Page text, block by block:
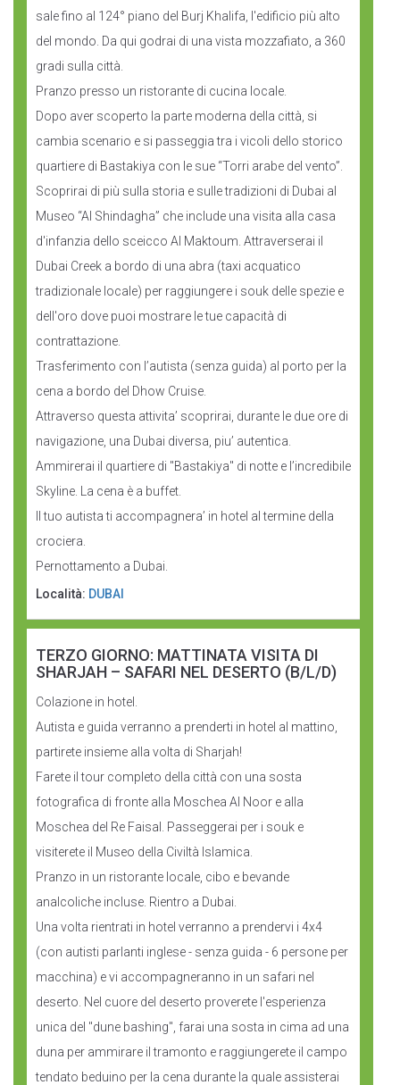
sale fino al 124° piano del Burj Khalifa, l'edificio più alto
del mondo. Da qui godrai di una vista mozzafiato, a 360
gradi sulla città.
Pranzo presso un ristorante di cucina locale.
Dopo aver scoperto la parte moderna della città, si
cambia scenario e si passeggia tra i vicoli dello storico
quartiere di Bastakiya con le sue “Torri arabe del vento”.
Scoprirai di più sulla storia e sulle tradizioni di Dubai al
Museo “Al Shindagha” che include una visita alla casa
d'infanzia dello sceicco Al Maktoum. Attraverserai il
Dubai Creek a bordo di una abra (taxi acquatico
tradizionale locale) per raggiungere i souk delle spezie e
dell'oro dove puoi mostrare le tue capacità di
contrattazione.
Trasferimento con l’autista (senza guida) al porto per la
cena a bordo del Dhow Cruise.
Attraverso questa attivita’ scoprirai, durante le due ore di
navigazione, una Dubai diversa, piu’ autentica.
Ammirerai il quartiere di "Bastakiya" di notte e l’incredibile
Skyline. La cena è a buffet.
Il tuo autista ti accompagnera’ in hotel al termine della
crociera.
Pernottamento a Dubai.
Località: DUBAI
TERZO GIORNO: MATTINATA VISITA DI
SHARJAH – SAFARI NEL DESERTO (B/L/D)
Colazione in hotel.
Autista e guida verranno a prenderti in hotel al mattino,
partirete insieme alla volta di Sharjah!
Farete il tour completo della città con una sosta
fotografica di fronte alla Moschea Al Noor e alla
Moschea del Re Faisal. Passeggerai per i souk e
visiterete il Museo della Civiltà Islamica.
Pranzo in un ristorante locale, cibo e bevande
analcoliche incluse. Rientro a Dubai.
Una volta rientrati in hotel verranno a prendervi i 4x4
(con autisti parlanti inglese - senza guida - 6 persone per
macchina) e vi accompagneranno in un safari nel
deserto. Nel cuore del deserto proverete l'esperienza
unica del "dune bashing", farai una sosta in cima ad una
duna per ammirare il tramonto e raggiungerete il campo
tendato beduino per la cena durante la quale assisterai